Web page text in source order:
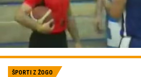
ŠPORTI Z ŽOGO